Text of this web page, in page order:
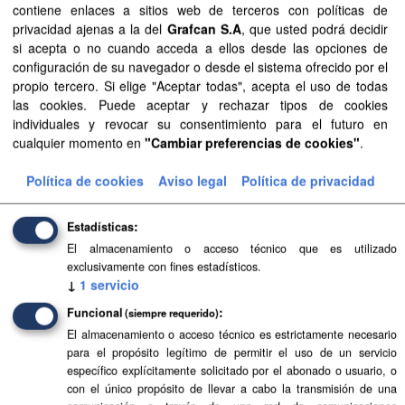
Sentencia Judicial...
Aprobación Definitiva...
Aprobación Definitiva...
Aprobación Definitiva...
Aprobación Definitiva...
Aprobación Definitiva...
Documentos de...
Aprobación Definitiva...
Aprobación Definitiva...
Aprobación Definitiva...
contiene enlaces a sitios web de terceros con políticas de
privacidad ajenas a la del Grafcan S.A, que usted podrá decidir
si acepta o no cuando acceda a ellos desde las opciones de
configuración de su navegador o desde el sistema ofrecido por el
propio tercero. Si elige "Aceptar todas", acepta el uso de todas
las cookies. Puede aceptar y rechazar tipos de cookies
individuales y revocar su consentimiento para el futuro en
cualquier momento en "Cambiar preferencias de cookies".
Política de cookies Aviso legal Política de privacidad
Estadísticas
El almacenamiento o acceso técnico que es utilizado
exclusivamente con fines estadísticos.
↓ 1 servicio
Funcional (siempre requerido)
El almacenamiento o acceso técnico es estrictamente necesario
para el propósito legítimo de permitir el uso de un servicio
específico explícitamente solicitado por el abonado o usuario, o
con el único propósito de llevar a cabo la transmisión de una